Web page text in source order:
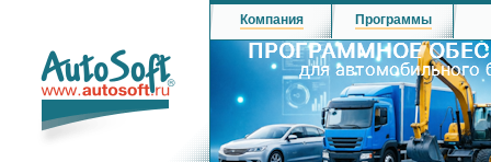
Компания Программы